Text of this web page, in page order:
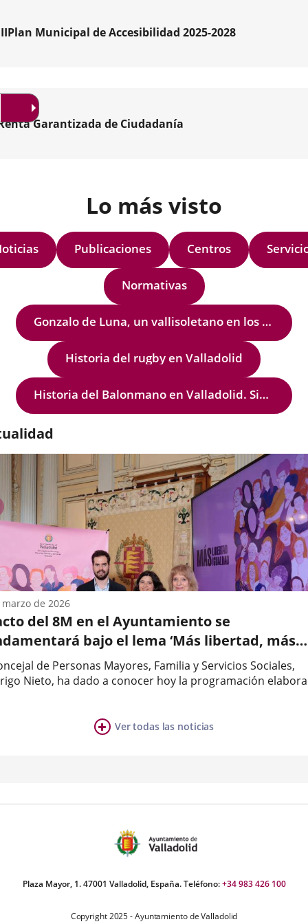
Municipal de Accesibilidad 2025-2028
Garantizada de Ciudadanía
Lo más visto
Publicaciones Centros
Normativas
Gonzalo de Luna, un vallisoletano en los albores de la ciencia económica contemporánea
Historia del rugby en Valladolid
Historia del Balonmano en Valladolid. Siete décadas de nuestro deporte
del 8M en el Ayuntamiento se
bajo el lema ‘Más libertad, más
de Personas Mayores, Familia y Servicios Sociales,
Nieto, ha dado a conocer hoy la programación
de 2026
Ver todas las noticias
Plaza Mayor, 1. 47001 Valladolid, España. Teléfono:+34 983 426 100
Copyright 2025 - Ayuntamiento de Valladolid